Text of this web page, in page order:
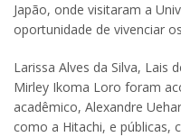
Japão, onde visitaram a
oportunidade de vivenciar
Larissa Alves da Silva, Lais
Mirley Ikoma Loro foram
acadêmico, Alexandre
como a Hitachi, e públicas,